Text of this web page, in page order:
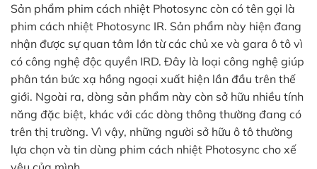
Sản phẩm phim cách nhiệt Photosync còn có tên gọi là
phim cách nhiệt Photosync IR. Sản phẩm này hiện đang
nhận được sự quan tâm lớn từ các chủ xe và gara ô tô vì
có công nghệ độc quyền IRD. Đây là loại công nghệ giúp
phân tán bức xạ hồng ngoại xuất hiện lần đầu trên thế
giới. Ngoài ra, dòng sản phẩm này còn sở hữu nhiều tính
năng đặc biệt, khác với các dòng thông thường đang có
trên thị trường. Vì vậy, những người sở hữu ô tô thường
lựa chọn và tin dùng phim cách nhiệt Photosync cho xế